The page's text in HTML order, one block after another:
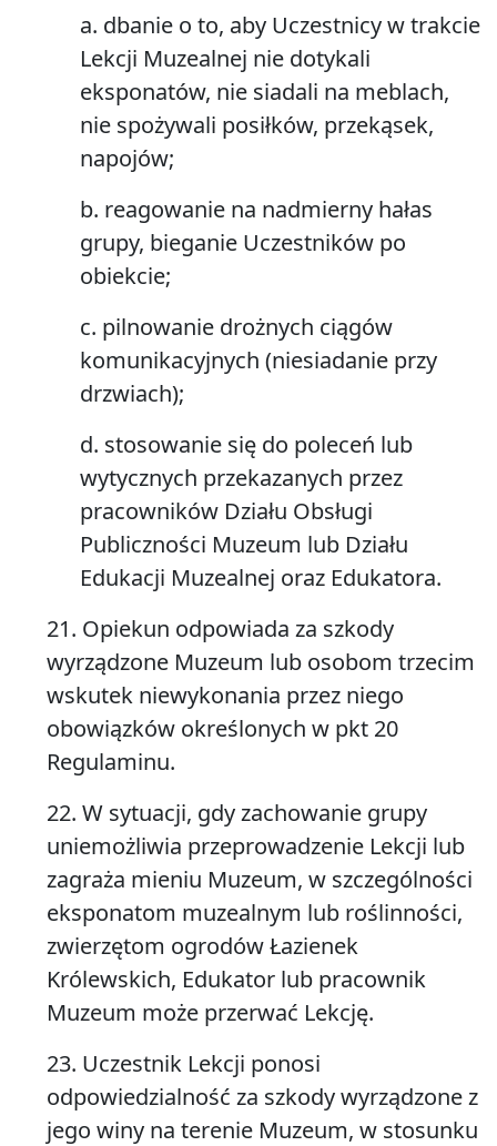
a. dbanie o to, aby Uczestnicy w trakcie
Lekcji Muzealnej nie dotykali
eksponatów, nie siadali na meblach,
nie spożywali posiłków, przekąsek,
napojów;
b. reagowanie na nadmierny hałas
grupy, bieganie Uczestników po
obiekcie;
c. pilnowanie drożnych ciągów
komunikacyjnych (niesiadanie przy
drzwiach);
d. stosowanie się do poleceń lub
wytycznych przekazanych przez
pracowników Działu Obsługi
Publiczności Muzeum lub Działu
Edukacji Muzealnej oraz Edukatora.
21. Opiekun odpowiada za szkody
wyrządzone Muzeum lub osobom trzecim
wskutek niewykonania przez niego
obowiązków określonych w pkt 20
Regulaminu.
22. W sytuacji, gdy zachowanie grupy
uniemożliwia przeprowadzenie Lekcji lub
zagraża mieniu Muzeum, w szczególności
eksponatom muzealnym lub roślinności,
zwierzętom ogrodów Łazienek
Królewskich, Edukator lub pracownik
Muzeum może przerwać Lekcję.
23. Uczestnik Lekcji ponosi
odpowiedzialność za szkody wyrządzone z
jego winy na terenie Muzeum, w stosunku